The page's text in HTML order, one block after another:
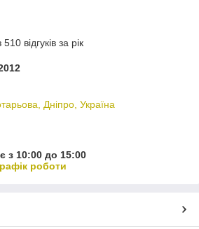
відгуків за рік
Дніпро, Україна
з 10:00 до 15:00
роботи